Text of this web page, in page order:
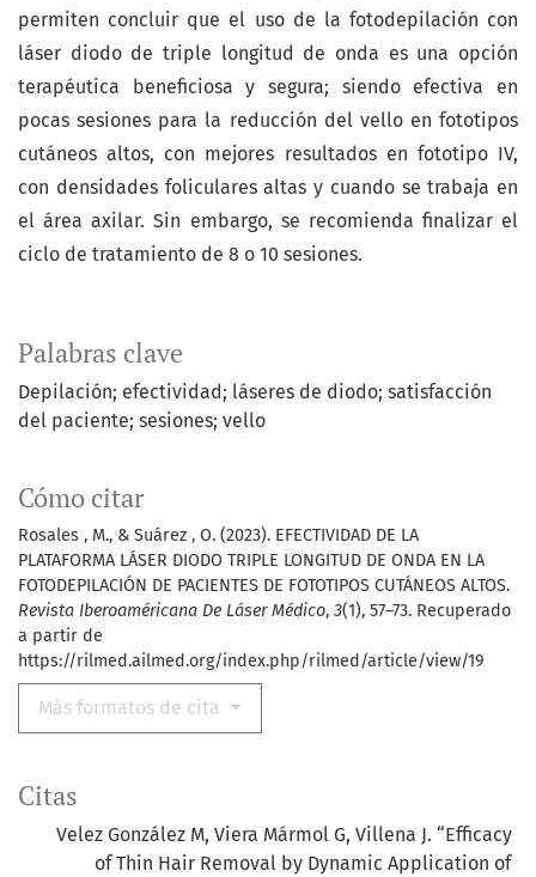
Palabras clave
Depilación; efectividad; láseres de diodo; satisfacción
del paciente; sesiones; vello
Cómo citar
Rosales , M., & Suárez , O. (2023). EFECTIVIDAD DE LA
PLATAFORMA LÁSER DIODO TRIPLE LONGITUD DE ONDA EN LA
FOTODEPILACIÓN DE PACIENTES DE FOTOTIPOS CUTÁNEOS ALTOS.
Revista Iberoaméricana De Láser Médico, 3(1), 57–73. Recuperado
a partir de
https://rilmed.ailmed.org/index.php/rilmed/article/view/19
Más formatos de cita
permiten concluir que el uso de la fotodepilación con
láser diodo de triple longitud de onda es una opción
terapéutica beneficiosa y segura; siendo efectiva en
pocas sesiones para la reducción del vello en fototipos
cutáneos altos, con mejores resultados en fototipo IV,
con densidades foliculares altas y cuando se trabaja en
el área axilar. Sin embargo, se recomienda finalizar el
ciclo de tratamiento de 8 o 10 sesiones.
Citas
Velez González M, Viera Mármol G, Villena J. “Efficacy
of Thin Hair Removal by Dynamic Application of